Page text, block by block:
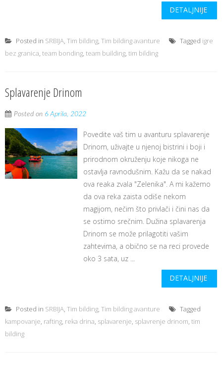
DETALJNIJE
Posted in SRBIJA, Tim bilding, Tim bilding avanture Tagged igre
bez granica, team bonding, team building, tim bilding
Splavarenje Drinom
Posted on 6 Aprila, 2022
Povedite vaš tim u avanturu splavarenje
Drinom, uživajte u njenoj bistrini i boji i
prirodnom okruženju koje nikoga ne
ostavlja ravnodušnim. Kažu da se nakad
ova reaka zvala "Zelenika". A mi kažemo
da ova reka zaista odiše nekom
magijom, nečim što privlači i čini nas da
se ostimo srečnim. Dužina splavarenja
Drinom se može prilagotiti vašim
zahtevima, a obično se na reci provede
oko 3 sata, uz ...
DETALJNIJE
Posted in SRBIJA, Tim bilding, Tim bilding avanture
Tagged
kampovanje, rafting, reka drina, splavarenje, splavrenje drinom, tim
bilding